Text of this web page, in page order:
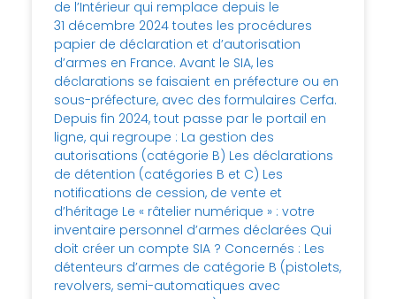
de l’Intérieur qui remplace depuis le
31 décembre 2024 toutes les procédures
papier de déclaration et d’autorisation
d’armes en France. Avant le SIA, les
déclarations se faisaient en préfecture ou en
sous-préfecture, avec des formulaires Cerfa.
Depuis fin 2024, tout passe par le portail en
ligne, qui regroupe : La gestion des
autorisations (catégorie B) Les déclarations
de détention (catégories B et C) Les
notifications de cession, de vente et
d’héritage Le « râtelier numérique » : votre
inventaire personnel d’armes déclarées Qui
doit créer un compte SIA ? Concernés : Les
détenteurs d’armes de catégorie B (pistolets,
revolvers, semi-automatiques avec